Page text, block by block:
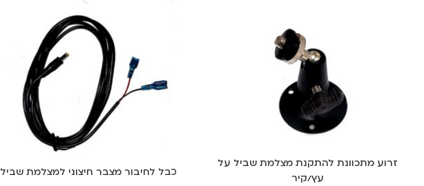
זרוע מתכוונת להתקנת מצלמת שביל על
עץ/קיר
כבל לחיבור מצבר חיצוני למצלמת שביל